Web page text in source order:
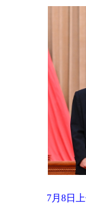
7月8日